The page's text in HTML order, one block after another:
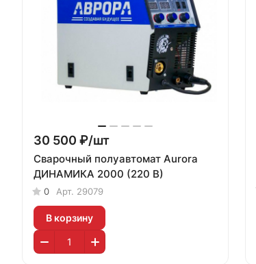
30 500 ₽/шт
Сварочный полуавтомат Aurora
ДИНАМИКА 2000 (220 В)
0 Арт. 29079
В корзину